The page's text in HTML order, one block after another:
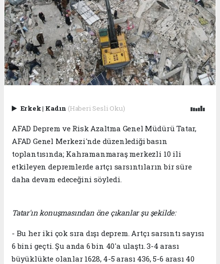
Erkek| Kadın (Haberi Sesli Oku)
AFAD Deprem ve Risk Azaltma Genel Müdürü Tatar,
AFAD Genel Merkezi'nde düzenlediği basın
toplantısında; Kahramanmaraş merkezli 10 ili
etkileyen depremlerde artçı sarsıntıların bir süre
daha devam edeceğini söyledi.
Tatar'ın konuşmasından öne çıkanlar şu şekilde:
- Bu her iki çok sıra dışı deprem. Artçı sarsıntı sayısı
6 bini geçti. Şu anda 6 bin 40'a ulaştı. 3-4 arası
büyüklükte olanlar 1628, 4-5 arası 436, 5-6 arası 40